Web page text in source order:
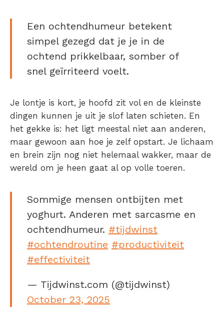
Een ochtendhumeur betekent
simpel gezegd dat je je in de
ochtend prikkelbaar, somber of
snel geïrriteerd voelt.
Je lontje is kort, je hoofd zit vol en de kleinste
dingen kunnen je uit je slof laten schieten. En
het gekke is: het ligt meestal niet aan anderen,
maar gewoon aan hoe je zelf opstart. Je lichaam
en brein zijn nog niet helemaal wakker, maar de
wereld om je heen gaat al op volle toeren.
Sommige mensen ontbijten met
yoghurt. Anderen met sarcasme en
ochtendhumeur. #tijdwinst
#ochtendroutine #productiviteit
#effectiviteit
— Tijdwinst.com (@tijdwinst)
October 23, 2025